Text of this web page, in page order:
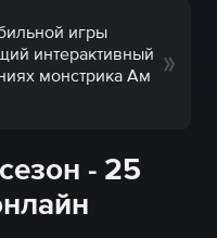
игры
интерактивный
монстрика Ам
- 25